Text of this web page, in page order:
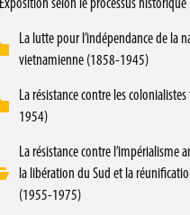
Exposition selon le processus historique
La lutte pour l’indépendance de la
vietnamienne (1858-1945)
La résistance contre les
1954)
La résistance contre l’impérialisme
la libération du Sud et la
(1955-1975)